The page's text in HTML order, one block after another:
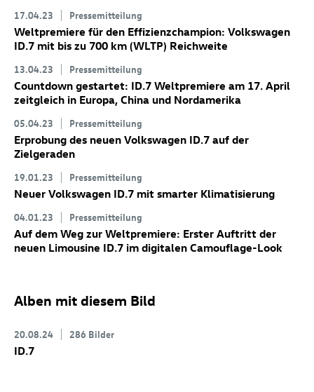
17.04.23 Pressemitteilung
Weltpremiere für den Effizienzchampion: Volkswagen
ID.7 mit bis zu 700 km (WLTP) Reichweite
13.04.23 Pressemitteilung
Countdown gestartet: ID.7 Weltpremiere am 17. April
zeitgleich in Europa, China und Nordamerika
05.04.23 Pressemitteilung
Erprobung des neuen Volkswagen ID.7 auf der
Zielgeraden
19.01.23 Pressemitteilung
Neuer Volkswagen ID.7 mit smarter Klimatisierung
04.01.23 Pressemitteilung
Auf dem Weg zur Weltpremiere: Erster Auftritt der
neuen Limousine ID.7 im digitalen Camouflage-Look
Alben mit diesem Bild
20.08.24 286 Bilder
ID.7